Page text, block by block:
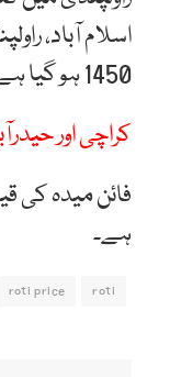
1450 ہو گیا ہے اور اس میں اضافے کا خدشہ ہے۔
کراچی اور
فائن میدہ کی
ہے۔
roti
roti price